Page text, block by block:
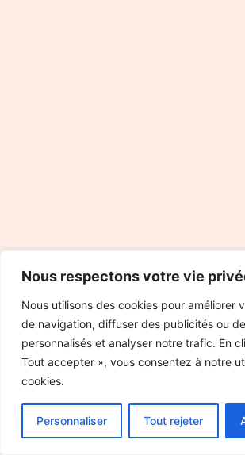
Nous respectons votre vie
Nous utilisons des cookies pour améliorer
de navigation, diffuser des publicités ou
personnalisés et analyser notre trafic. En
Tout accepter », vous consentez à notre
cookies.
Personnaliser Tout rejeter